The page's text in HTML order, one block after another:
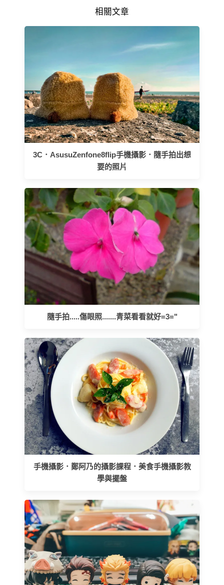
相關文章
3C．AsusuZenfone8flip手機攝影．隨手拍出想
要的照片
隨手拍.....傷眼照.......青菜看看就好=3="
手機攝影．鄭阿乃的攝影課程．美食手機攝影教
學與擺盤